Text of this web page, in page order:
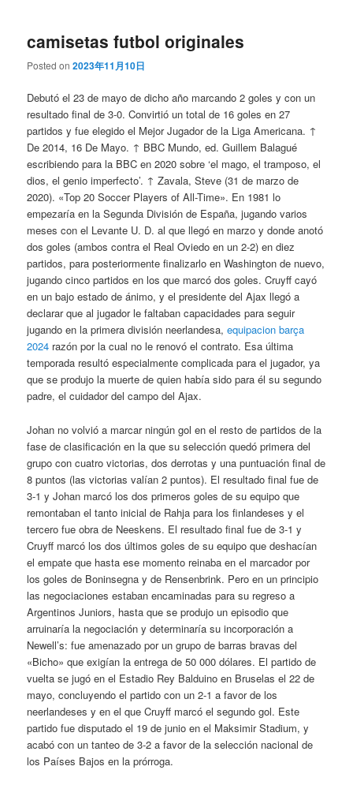
camisetas futbol originales
Posted on2023年11月10日
Debutó el 23 de mayo de dicho año marcando 2 goles y con un
resultado final de 3-0. Convirtió un total de 16 goles en 27
partidos y fue elegido el Mejor Jugador de la Liga Americana. ↑
De 2014, 16 De Mayo. ↑ BBC Mundo, ed. Guillem Balagué
escribiendo para la BBC en 2020 sobre ‘el mago, el tramposo, el
dios, el genio imperfecto’. ↑ Zavala, Steve (31 de marzo de
2020). «Top 20 Soccer Players of All-Time». En 1981 lo
empezaría en la Segunda División de España, jugando varios
meses con el Levante U. D. al que llegó en marzo y donde anotó
dos goles (ambos contra el Real Oviedo en un 2-2) en diez
partidos, para posteriormente finalizarlo en Washington de nuevo,
jugando cinco partidos en los que marcó dos goles. Cruyff cayó
en un bajo estado de ánimo, y el presidente del Ajax llegó a
declarar que al jugador le faltaban capacidades para seguir
jugando en la primera división neerlandesa,equipacion barça
2024 razón por la cual no le renovó el contrato. Esa última
temporada resultó especialmente complicada para el jugador, ya
que se produjo la muerte de quien había sido para él su segundo
padre, el cuidador del campo del Ajax.
Johan no volvió a marcar ningún gol en el resto de partidos de la
fase de clasificación en la que su selección quedó primera del
grupo con cuatro victorias, dos derrotas y una puntuación final de
8 puntos (las victorias valían 2 puntos). El resultado final fue de
3-1 y Johan marcó los dos primeros goles de su equipo que
remontaban el tanto inicial de Rahja para los finlandeses y el
tercero fue obra de Neeskens. El resultado final fue de 3-1 y
Cruyff marcó los dos últimos goles de su equipo que deshacían
el empate que hasta ese momento reinaba en el marcador por
los goles de Boninsegna y de Rensenbrink. Pero en un principio
las negociaciones estaban encaminadas para su regreso a
Argentinos Juniors, hasta que se produjo un episodio que
arruinaría la negociación y determinaría su incorporación a
Newell’s: fue amenazado por un grupo de barras bravas del
«Bicho» que exigían la entrega de 50 000 dólares. El partido de
vuelta se jugó en el Estadio Rey Balduino en Bruselas el 22 de
mayo, concluyendo el partido con un 2-1 a favor de los
neerlandeses y en el que Cruyff marcó el segundo gol. Este
partido fue disputado el 19 de junio en el Maksimir Stadium, y
acabó con un tanteo de 3-2 a favor de la selección nacional de
los Países Bajos en la prórroga.